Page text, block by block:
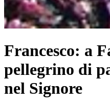
Francesco: a
pellegrino di
nel Signore